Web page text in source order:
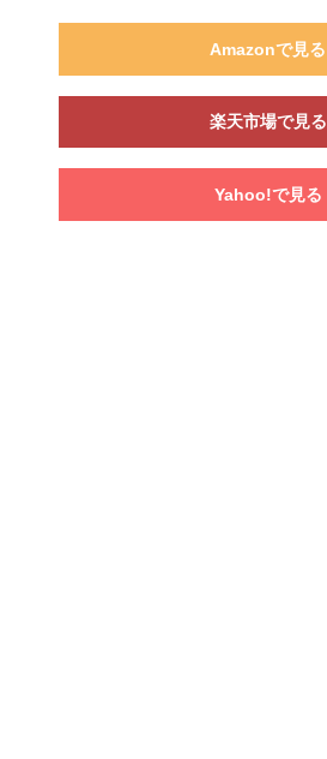
Amazonで見る
楽天市場で見る
Yahoo!で見る